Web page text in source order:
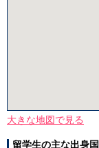
大きな地図で見る
留学生の主な出身国